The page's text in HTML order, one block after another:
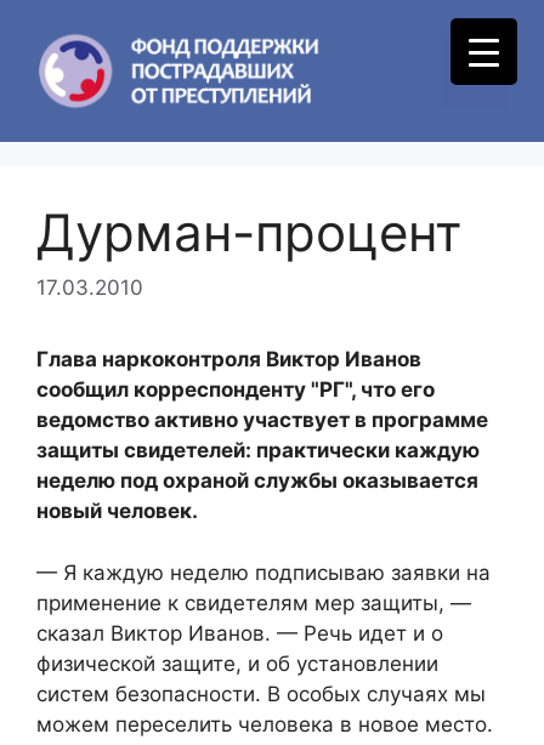
content
Menu
Дурман-процент
17.03.2010
Глава наркоконтроля Виктор Иванов
сообщил корреспонденту "РГ", что его
ведомство активно участвует в программе
защиты свидетелей: практически каждую
неделю под охраной службы оказывается
новый человек.
— Я каждую неделю подписываю заявки на
применение к свидетелям мер защиты, —
сказал Виктор Иванов. — Речь идет и о
физической защите, и об установлении
систем безопасности. В особых случаях мы
можем переселить человека в новое место.